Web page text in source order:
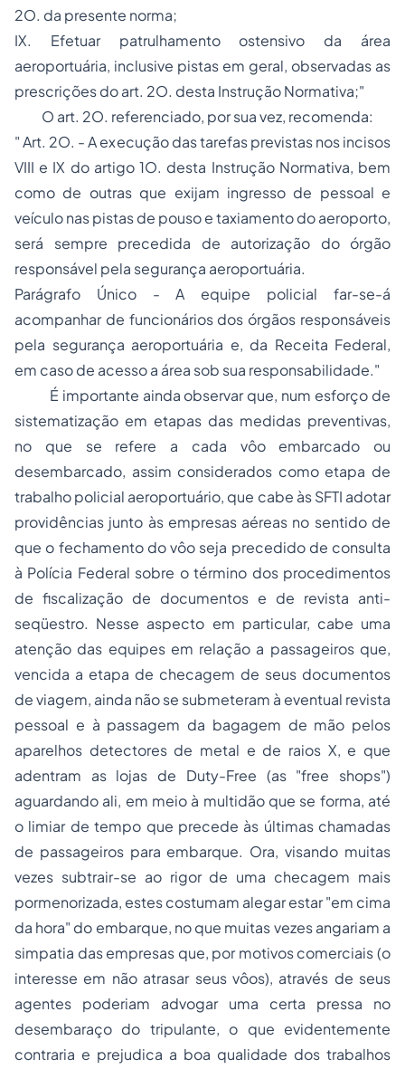
2O. da presente norma;
IX. Efetuar patrulhamento ostensivo da área
aeroportuária, inclusive pistas em geral, observadas as
prescrições do art. 2O. desta Instrução Normativa;"
O art. 2O. referenciado, por sua vez, recomenda:
" Art. 2O. - A execução das tarefas previstas nos incisos
VIII e IX do artigo 1O. desta Instrução Normativa, bem
como de outras que exijam ingresso de pessoal e
veículo nas pistas de pouso e taxiamento do aeroporto,
será sempre precedida de autorização do órgão
responsável pela segurança aeroportuária.
Parágrafo Único - A equipe policial far-se-á
acompanhar de funcionários dos órgãos responsáveis
pela segurança aeroportuária e, da Receita Federal,
em caso de acesso a área sob sua responsabilidade."
É importante ainda observar que, num esforço de
sistematização em etapas das medidas preventivas,
no que se refere a cada vôo embarcado ou
desembarcado, assim considerados como etapa de
trabalho policial aeroportuário, que cabe às SFTI adotar
providências junto às empresas aéreas no sentido de
que o fechamento do vôo seja precedido de consulta
à Polícia Federal sobre o término dos procedimentos
de fiscalização de documentos e de revista anti-
seqüestro. Nesse aspecto em particular, cabe uma
atenção das equipes em relação a passageiros que,
vencida a etapa de checagem de seus documentos
de viagem, ainda não se submeteram à eventual revista
pessoal e à passagem da bagagem de mão pelos
aparelhos detectores de metal e de raios X, e que
adentram as lojas de Duty-Free (as "free shops")
aguardando ali, em meio à multidão que se forma, até
o limiar de tempo que precede às últimas chamadas
de passageiros para embarque. Ora, visando muitas
vezes subtrair-se ao rigor de uma checagem mais
pormenorizada, estes costumam alegar estar "em cima
da hora" do embarque, no que muitas vezes angariam a
simpatia das empresas que, por motivos comerciais (o
interesse em não atrasar seus vôos), através de seus
agentes poderiam advogar uma certa pressa no
desembaraço do tripulante, o que evidentemente
contraria e prejudica a boa qualidade dos trabalhos